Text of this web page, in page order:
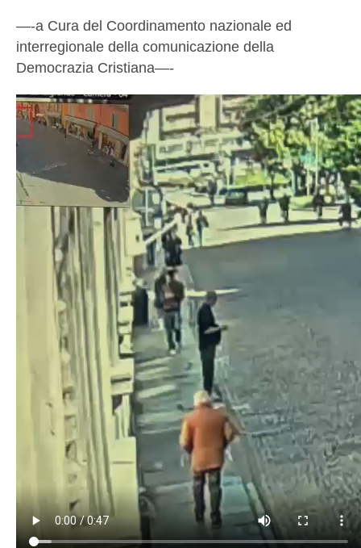
—-a Cura del Coordinamento nazionale ed
interregionale della comunicazione della
Democrazia Cristiana—-